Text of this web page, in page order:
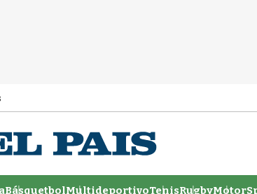
BásquetbolMultideportivoTenisRugby